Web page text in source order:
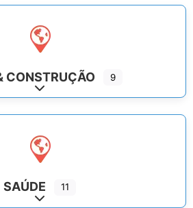
CONSTRUÇÃO 9
Expand sub-categories
SAÚDE 11
Expand sub-categories